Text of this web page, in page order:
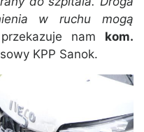
w ruchu mogą
nam kom.
KPP Sanok.